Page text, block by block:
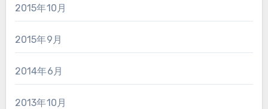
2015年10月
2015年9月
2014年6月
2013年10月